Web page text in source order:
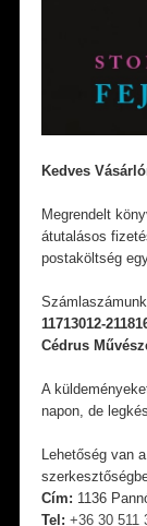
Kedves
Megrendelt
átutalásos
postaköltség
11713012-
Cédrus
A
napon, de
Lehetőség van
Cím: 1136
Tel: +36 30 511